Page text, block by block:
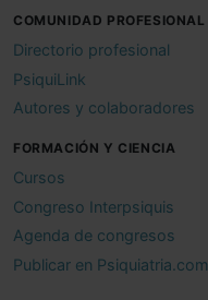
COMUNIDAD PROFESIONAL
Directorio profesional
PsiquiLink
Autores y colaboradores
FORMACIÓN Y CIENCIA
Cursos
Congreso Interpsiquis
Agenda de congresos
Publicar en Psiquiatria.com